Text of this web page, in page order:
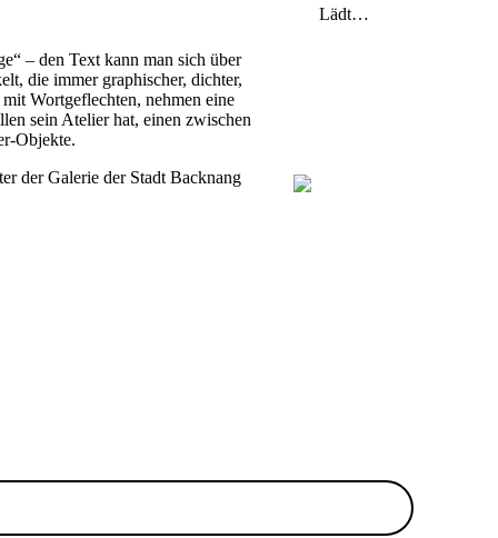
Lädt…
– den Text kann man sich über
die immer graphischer, dichter,
Wortgeflechten, nehmen eine
sein Atelier hat, einen zwischen
Objekte.
der Galerie der Stadt Backnang